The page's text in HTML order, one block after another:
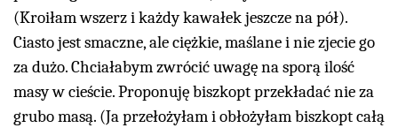
(Kroiłam wszerz i każdy kawałek jeszcze na pół).
Ciasto jest smaczne, ale ciężkie, maślane i nie zjecie go
za dużo. Chciałabym zwrócić uwagę na sporą ilość
masy w cieście. Proponuję biszkopt przekładać nie za
grubo masą. (Ja przełożyłam i obłożyłam biszkopt całą